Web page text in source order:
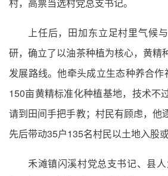
上任后，田加东立足村里气候
研，确立了以油茶种植为核心，黄精
发展路线。他牵头成立生态种养合
150亩黄精标准化种植基地，技术不
请到田间手把手教；村民有顾虑，他
先后带动35户135名村民以土地入股
禾滩镇闪溪村党总支书记、县